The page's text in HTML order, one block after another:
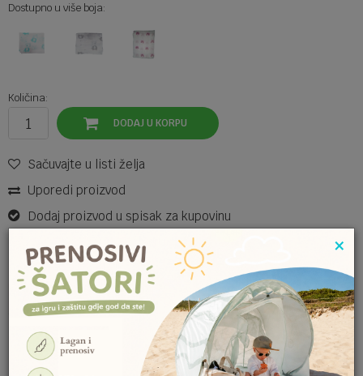
Dostupno u više boja:
Količina:
DODAJ U KORPU
Sačuvajte u listi želja
Uporedi proizvod
Dodaj proizvod u spisak za kupovinu
SPECIFIKACIJA PROVERI DOSTUPNOST U RADNJAMA
Kategorija
Pelene
Brendovi
MANCESTER
Ime/Nadimak
SLIČNI PROIZVODI
×